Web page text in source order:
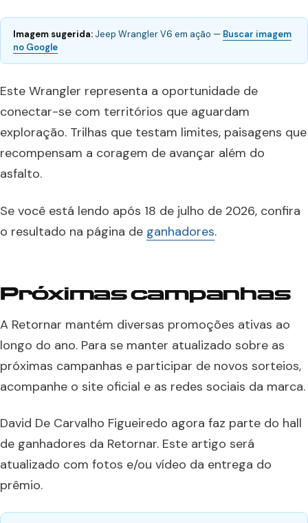
Imagem sugerida: Jeep Wrangler V6 em ação — Buscar imagem
no Google
Este Wrangler representa a oportunidade de
conectar-se com territórios que aguardam
exploração. Trilhas que testam limites, paisagens que
recompensam a coragem de avançar além do
asfalto.
Se você está lendo após 18 de julho de 2026, confira
o resultado na página de ganhadores.
Próximas campanhas
A Retornar mantém diversas promoções ativas ao
longo do ano. Para se manter atualizado sobre as
próximas campanhas e participar de novos sorteios,
acompanhe o site oficial e as redes sociais da marca.
David De Carvalho Figueiredo agora faz parte do hall
de ganhadores da Retornar. Este artigo será
atualizado com fotos e/ou vídeo da entrega do
prêmio.